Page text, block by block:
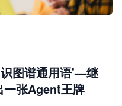
图谱通用语'—继
一张Agent王牌